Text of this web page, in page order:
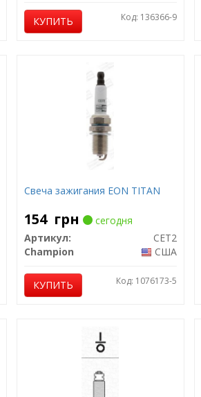
КУПИТЬ Код: 136366-9
Свеча зажигания EON TITAN
154 грн
сегодня
Артикул:
CET2
Champion
США
КУПИТЬ Код: 1076173-5